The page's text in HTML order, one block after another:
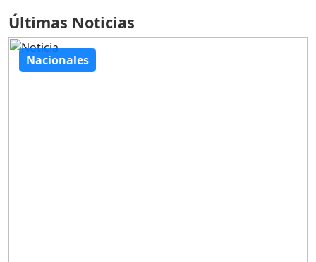
Últimas Noticias
Nacionales